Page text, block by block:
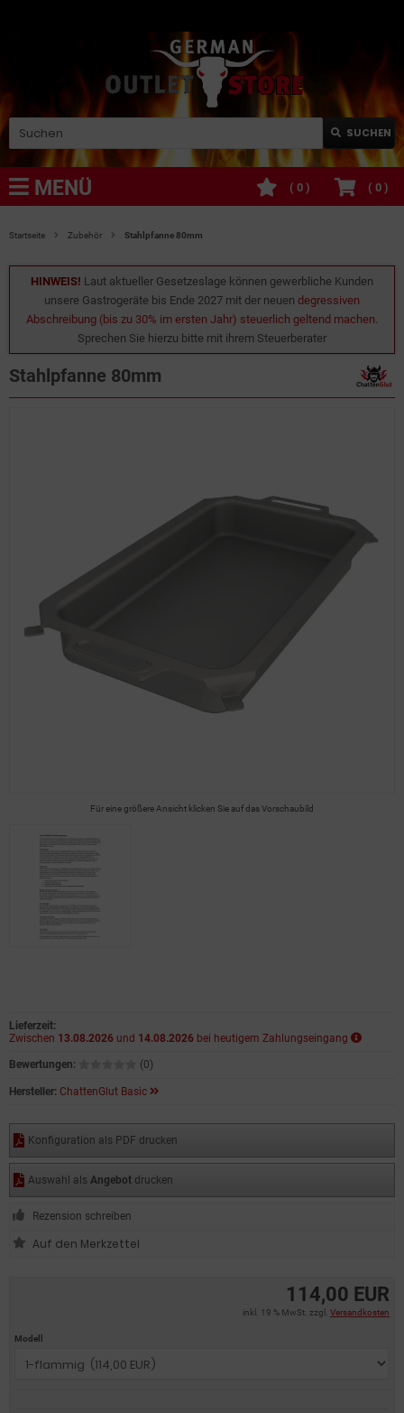
SUCHEN
MENÜ ( 0 )
( 0 )
Startseite Zubehör Stahlpfanne 80mm
HINWEIS! Laut aktueller Gesetzeslage können gewerbliche Kunden
unsere Gastrogeräte bis Ende 2027 mit der neuen degressiven
Abschreibung (bis zu 30% im ersten Jahr) steuerlich geltend machen.
Sprechen Sie hierzu bitte mit ihrem Steuerberater
Stahlpfanne 80mm
Für eine größere Ansicht klicken Sie auf das Vorschaubild
114,00 EUR
inkl. 19 % MwSt. zzgl. Versandkosten
Modell
Lieferzeit:
Zwischen 13.08.2026 und 14.08.2026 bei heutigem Zahlungseingang
Bewertungen: (0)
Hersteller: ChattenGlut Basic
Konfiguration als PDF drucken
Auswahl als Angebot drucken
Rezension schreiben